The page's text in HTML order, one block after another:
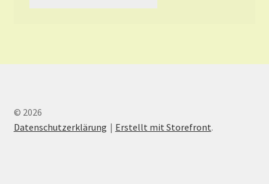
© 2026
Datenschutzerklärung
Erstellt mit Storefront.